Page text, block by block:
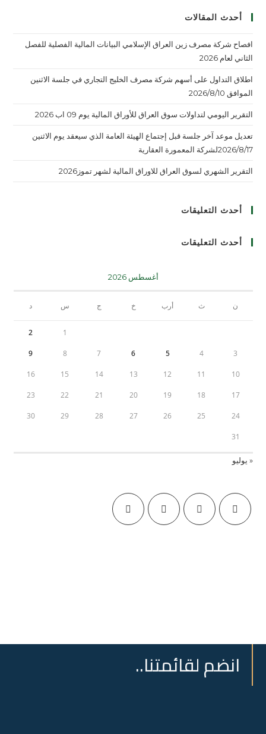
أحدث المقالات
افصاح شركة مصرف زين العراق الإسلامي البيانات المالية الفصلية للفصل
الثاني لعام 2026
اطلاق التداول على أسهم شركة مصرف الخليج التجاري في جلسة الاثنين
الموافق 2026/8/10
التقرير اليومي لتداولات سوق العراق للأوراق المالية يوم 09 اب 2026
تعديل موعد آخر جلسة قبل إجتماع الهيئة العامة الذي سيعقد يوم الاثنين
2026/8/17لشركة المعمورة العقارية
التقرير الشهري لسوق العراق للاوراق المالية لشهر تموز2026
أحدث التعليقات
أحدث التعليقات
أغسطس 2026
ن ث أرب خ ج س د
1
2
3
4
5
6
7
8
9
10
11
12
13
14
15
16
17
18
19
20
21
22
23
24
25
26
27
28
29
30
31
« يوليو
انضم لقائمتنا..